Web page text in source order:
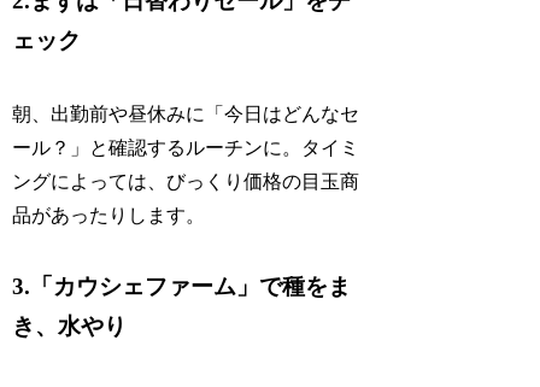
ェック
朝、出勤前や昼休みに「今日はどんなセ
ール？」と確認するルーチンに。タイミ
ングによっては、びっくり価格の目玉商
品があったりします。
3.「カウシェファーム」で種をま
き、水やり